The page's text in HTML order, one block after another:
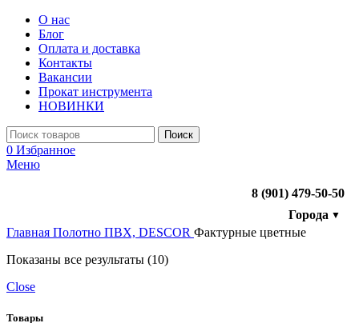
О нас
Блог
Оплата и доставка
Контакты
Вакансии
Прокат инструмента
НОВИНКИ
Поиск
0 Избранное
Меню
8 (901) 479-50-50
Города ▼
Главная Полотно ПВХ, DESCOR Фактурные цветные
Показаны все результаты (10)
Close
Товары